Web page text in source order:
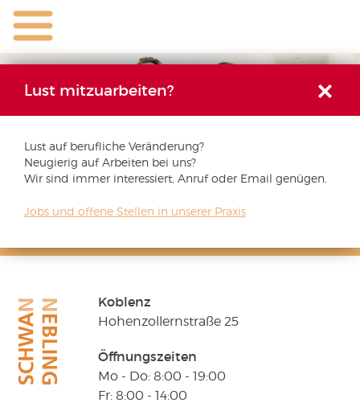
Skip
Primary
Menu
Startseite
Praxis
Kontakt
praxis
Robert
Sascha
Nebling
Lust mitzuarbeiten?
Lust auf berufliche Veränderung?
Neugierig auf Arbeiten bei uns?
Wir sind immer interessiert, Anruf oder Email genügen.
Jobs und offene Stellen in unserer Praxis
Zahnarztpraxis
Schwan
Nebling
Koblenz
Hohen­zollern­straße 25
Öffnungs­zeiten
Mo - Do:8:00 - 19:00
Fr:8:00 - 14:00